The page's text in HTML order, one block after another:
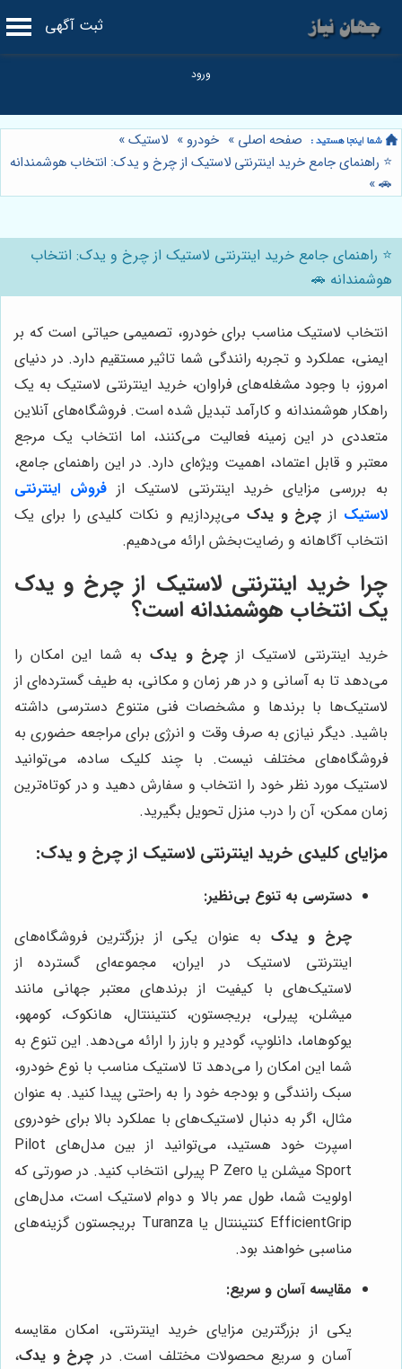
ثبت آگهی
صفحه اصلی » خودرو » لاستیک»
⭐️ راهنمای جامع خرید اینترنتی لاستیک از چرخ و یدک: انتخاب هوشمندانه
🚗
»
⭐️ راهنمای جامع خرید اینترنتی لاستیک از چرخ و یدک: انتخاب
هوشمندانه 🚗
انتخاب لاستیک مناسب برای خودرو، تصمیمی حیاتی است که بر
ایمنی، عملکرد و تجربه رانندگی شما تاثیر مستقیم دارد. در دنیای
امروز، با وجود مشغله‌های فراوان، خرید اینترنتی لاستیک به یک
راهکار هوشمندانه و کارآمد تبدیل شده است. فروشگاه‌های آنلاین
متعددی در این زمینه فعالیت می‌کنند، اما انتخاب یک مرجع
معتبر و قابل اعتماد، اهمیت ویژه‌ای دارد. در این راهنمای جامع،
به بررسی مزایای خرید اینترنتی لاستیک ازفروش اینترنتی
لاستیک از چرخ و یدک می‌پردازیم و نکات کلیدی را برای یک
انتخاب آگاهانه و رضایت‌بخش ارائه می‌دهیم.
چرا خرید اینترنتی لاستیک از چرخ و یدک
یک انتخاب هوشمندانه است؟
خرید اینترنتی لاستیک ازچرخ و یدکبه شما این امکان را
می‌دهد تا به آسانی و در هر زمان و مکانی، به طیف گسترده‌ای از
لاستیک‌ها با برندها و مشخصات فنی متنوع دسترسی داشته
باشید. دیگر نیازی به صرف وقت و انرژی برای مراجعه حضوری به
فروشگاه‌های مختلف نیست. با چند کلیک ساده، می‌توانید
لاستیک مورد نظر خود را انتخاب و سفارش دهید و در کوتاه‌ترین
زمان ممکن، آن را درب منزل تحویل بگیرید.
مزایای کلیدی خرید اینترنتی لاستیک از چرخ و یدک:
دسترسی به تنوع بی‌نظیر:
چرخ و یدک به عنوان یکی از بزرگترین فروشگاه‌های
اینترنتی لاستیک در ایران، مجموعه‌ای گسترده از
لاستیک‌های با کیفیت از برندهای معتبر جهانی مانند
میشلن، پیرلی، بریجستون، کنتیننتال، هانکوک، کومهو،
یوکوهاما، دانلوپ، گودیر و بارز را ارائه می‌دهد. این تنوع به
شما این امکان را می‌دهد تا لاستیک مناسب با نوع خودرو،
سبک رانندگی و بودجه خود را به راحتی پیدا کنید. به عنوان
مثال، اگر به دنبال لاستیک‌های با عملکرد بالا برای خودروی
اسپرت خود هستید، می‌توانید از بین مدل‌های Pilot
Sport میشلن یا P Zero پیرلی انتخاب کنید. در صورتی که
اولویت شما، طول عمر بالا و دوام لاستیک است، مدل‌های
EfficientGrip کنتیننتال یا Turanza بریجستون گزینه‌های
مناسبی خواهند بود.
مقایسه آسان و سریع:
یکی از بزرگترین مزایای خرید اینترنتی، امکان مقایسه
آسان و سریع محصولات مختلف است. در چرخ و یدک،